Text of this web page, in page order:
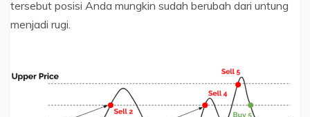
tersebut posisi Anda mungkin sudah berubah dari untung
menjadi rugi.